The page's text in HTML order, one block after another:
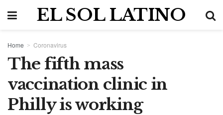
EL SOL LATINO
Home Coronavirus
The fifth mass
vaccination clinic in
Philly is working